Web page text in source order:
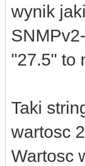
wynik
"27.5" to
Taki
wartosc
Wartosc